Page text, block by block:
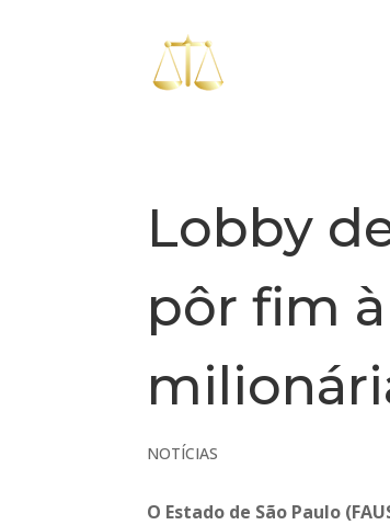
Lobby
pôr fim
NOTÍCIAS
O Estado de São Paulo